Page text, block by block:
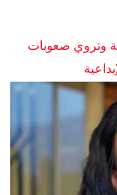
وتروي صعوبات